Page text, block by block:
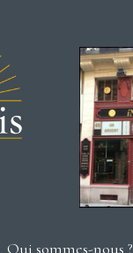
Qui sommes-nous ?